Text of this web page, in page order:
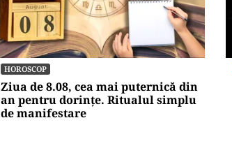
HOROSCOP
Ziua de 8.08, cea mai puternică din
an pentru dorințe. Ritualul simplu
de manifestare